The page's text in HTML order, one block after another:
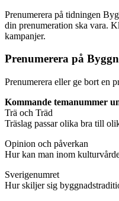
Prenumerera på tidningen
din prenumeration ska vara.
kampanjer.
Prenumerera på
Prenumerera eller ge bort en
Kommande temanummer
Trä och Träd
Träslag passar olika bra till
Opinion och påverkan
Hur kan man inom
Sverigenumret
Hur skiljer sig